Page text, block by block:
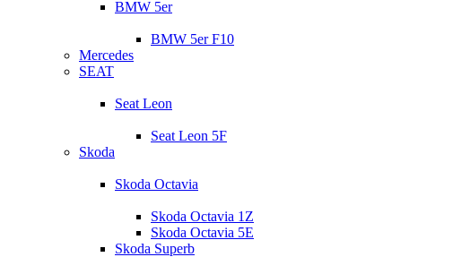
BMW 5er
BMW 5er F10
Mercedes
SEAT
Seat Leon
Seat Leon 5F
Skoda
Skoda Octavia
Skoda Octavia 1Z
Skoda Octavia 5E
Skoda Superb